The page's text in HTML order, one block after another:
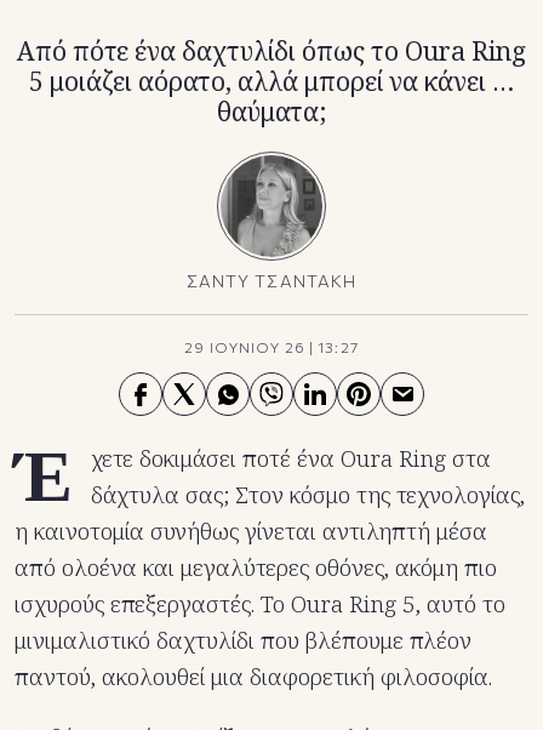
Aπό πότε ένα δαχτυλίδι όπως το Oura Ring
5 μοιάζει αόρατο, αλλά μπορεί να κάνει …
θαύματα;
ΣΑΝΤΥ ΤΣΑΝΤΑΚΗ
29 ΙΟΥΝΙΟΥ 26 |13:27
Έ
χετε δοκιμάσει ποτέ ένα Oura Ring στα
δάχτυλα σας; Στον κόσμο της τεχνολογίας,
η καινοτομία συνήθως γίνεται αντιληπτή μέσα
από ολοένα και μεγαλύτερες οθόνες, ακόμη πιο
ισχυρούς επεξεργαστές. Το Oura Ring 5, αυτό το
μινιμαλιστικό δαχτυλίδι που βλέπουμε πλέον
παντού, ακολουθεί μια διαφορετική φιλοσοφία.